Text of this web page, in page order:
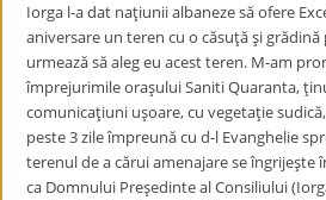
Iorga l-a dat naţiunii albaneze să ofere
aniversare un teren cu o căsuţă şi
urmează să aleg eu acest teren. M-am
împrejurimile oraşului Saniti Quaranta,
comunicaţiuni uşoare, cu vegetaţie
peste 3 zile împreună cu d-l Evanghelie
terenul de a cărui amenajare se îngrijeşte
ca Domnului Preşedinte al Consiliului